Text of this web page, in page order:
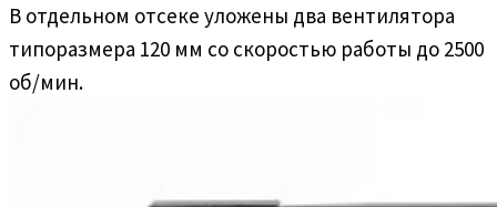
В отдельном отсеке уложены два вентилятора
типоразмера 120 мм со скоростью работы до 2500
об/мин.